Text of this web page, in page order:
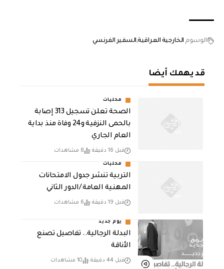
الوسوم الخارجية العراقية السفير الفرنسي
قد يهمك أيضا
محليات
الصحة تعلن تسجيل 313 إصابة
بالحمى النزفية و24 وفاة منذ بداية
العام الجاري
قبل 16 دقيقة 8 مشاهدات
محليات
التربية تنشر جدول الامتحانات
المهنية العامة /الدور الثاني
قبل 19 دقيقة 6 مشاهدات
يوم جديد
البدلة الرجالية.. تفاصيل تصنع
الأناقة
قبل 44 دقيقة 10 مشاهدات